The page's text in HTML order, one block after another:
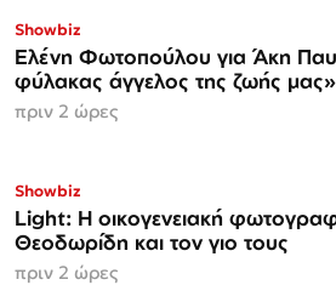
Showbiz
Ελένη Φωτοπούλου για Άκη
φύλακας άγγελος της ζωής μας»
πριν 2 ώρες
Showbiz
Light: Η οικογενειακή
Θεοδωρίδη και τον γιο τους
πριν 2 ώρες